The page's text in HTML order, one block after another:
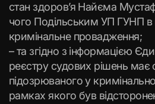
стан здоров’я Найєма
чого Подільським УП ГУНП в
кримінальне провадження;
– та згідно з інформацією
реєстру судових рішень має
підозрюваного у
рамках якого був